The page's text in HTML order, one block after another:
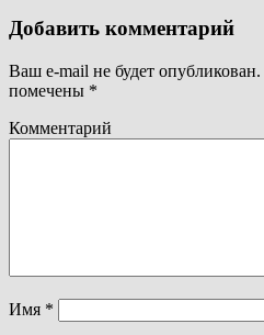
Добавить комментарий
Ваш e-mail не будет опубликован.
помечены *
Комментарий
Имя *